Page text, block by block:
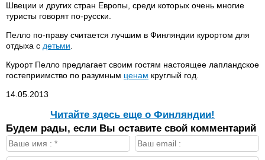
Швеции и других стран Европы, среди которых очень многие
туристы говорят по-русски.
Пелло по-праву считается лучшим в Финляндии курортом для
отдыха с детьми
Курорт Пелло предлагает своим гостям настоящее лапландское
гостеприимство по разумным ценам круглый год.
14.05.2013
Читайте здесь еще о Финляндии!
Будем рады, если Вы оставите свой комментарий